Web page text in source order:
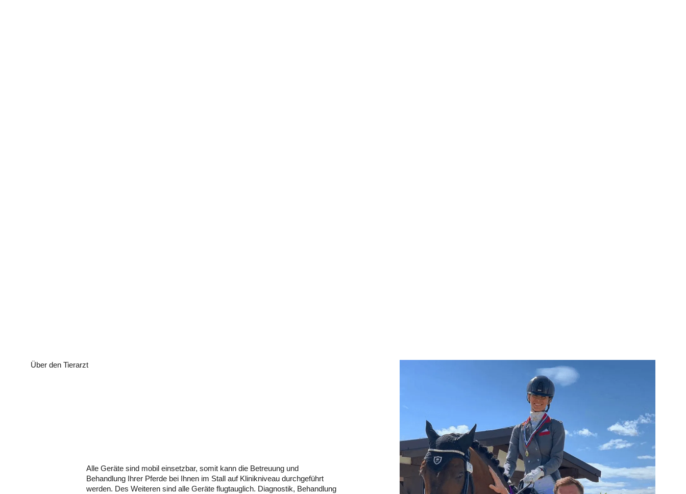
Über den Tierarzt
Alle Geräte sind mobil einsetzbar, somit kann die Betreuung und
Behandlung Ihrer Pferde bei Ihnen im Stall auf Klinikniveau durchgeführt
werden. Des Weiteren sind alle Geräte flugtauglich. Diagnostik, Behandlung